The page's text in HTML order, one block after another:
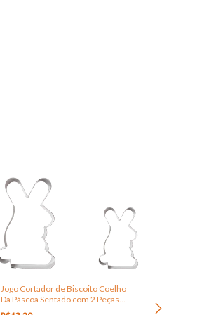
Jogo Cortador de Biscoito Coelho
Da Páscoa Sentado com 2 Peças
Inox